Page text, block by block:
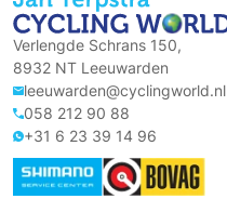
Verlengde Schrans 150,
8932 NT Leeuwarden
leeuwarden@cyclingworld.nl
058 212 90 88
+31 6 23 39 14 96